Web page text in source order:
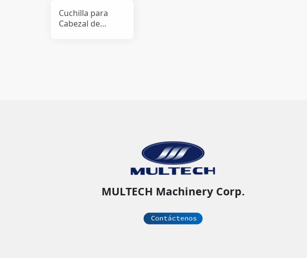
Cuchilla para
Cabezal de
MULTECH Machinery Corp.